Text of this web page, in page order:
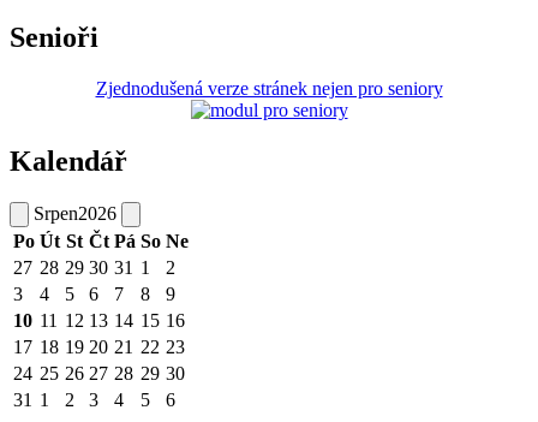
Senioři
Zjednodušená verze stránek nejen pro seniory
Kalendář
Srpen2026
Po Út St Čt Pá So Ne
27 28 29 30 31 1
2
3
4 5 6 7 8
9
10 11 12 13 14 15 16
17 18 19 20 21 22 23
24 25 26 27 28 29 30
31 1 2 3 4 5 6